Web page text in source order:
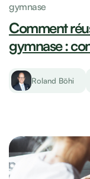
gymnase
Comment
gymnase :
Roland Böhi